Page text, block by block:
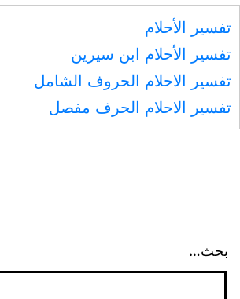
وغيرها
تفسير الأحلام
تفسير الأحلام ابن سيرين
تفسير الاحلام الحروف الشامل
تفسير الاحلام الحرف مفصل
بحث…